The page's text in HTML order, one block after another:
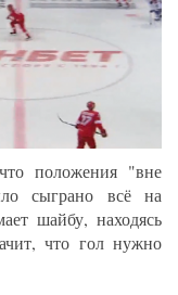
положения "вне
сыграно всё на
шайбу, находясь
что гол нужно